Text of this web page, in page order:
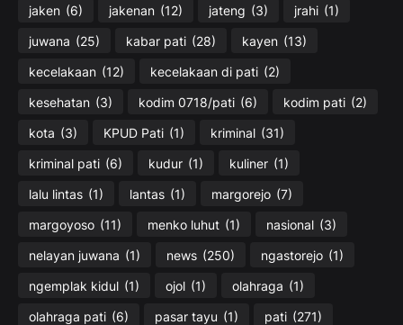
jaken (6) jakenan (12) jateng (3) jrahi (1)
juwana (25) kabar pati (28) kayen (13)
kecelakaan (12) kecelakaan di pati (2)
kesehatan (3) kodim 0718/pati (6) kodim pati (2)
kota (3) KPUD Pati (1) kriminal (31)
kriminal pati (6) kudur (1) kuliner (1)
lalu lintas (1) lantas (1) margorejo (7)
margoyoso (11) menko luhut (1) nasional (3)
nelayan juwana (1) news (250) ngastorejo (1)
ngemplak kidul (1) ojol (1) olahraga (1)
olahraga pati (6) pasar tayu (1) pati (271)